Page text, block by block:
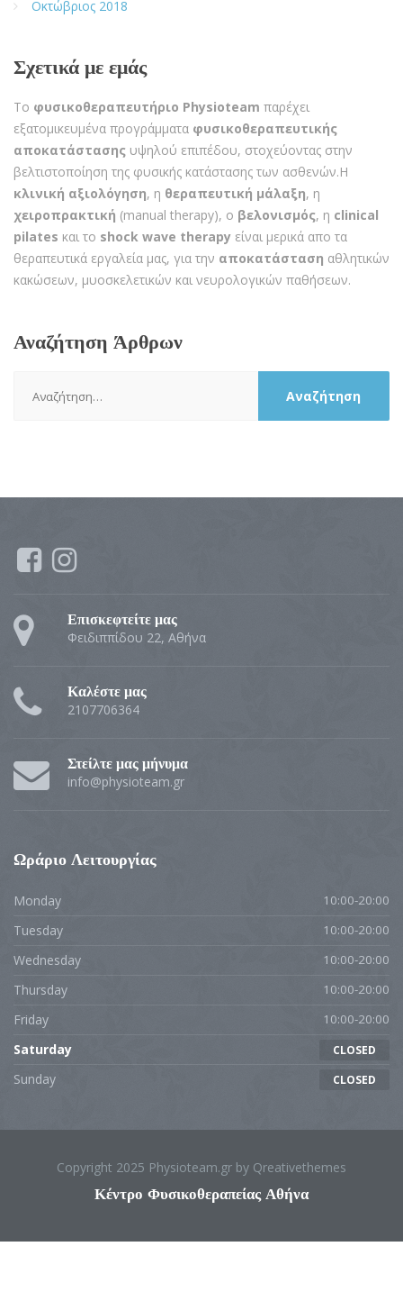
Οκτώβριος 2018
Σχετικά με εμάς
Το φυσικοθεραπευτήριο Physioteam παρέχει
εξατομικευμένα προγράμματα φυσικοθεραπευτικής
αποκατάστασης υψηλού επιπέδου, στοχεύοντας στην
βελτιστοποίηση της φυσικής κατάστασης των ασθενών.Η
κλινική αξιολόγηση, η θεραπευτική μάλαξη, η
χειροπρακτική (manual therapy), ο βελονισμός, η clinical
pilates και το shock wave therapy είναι μερικά απο τα
θεραπευτικά εργαλεία μας, για την αποκατάσταση αθλητικών
κακώσεων, μυοσκελετικών και νευρολογικών παθήσεων.
Αναζήτηση Άρθρων
για:
Επισκεφτείτε μας
Φειδιππίδου 22, Αθήνα
Καλέστε μας
2107706364
Στείλτε μας μήνυμα
info@physioteam.gr
Ωράριο Λειτουργίας
Monday 10:00-20:00
Tuesday 10:00-20:00
Wednesday 10:00-20:00
Thursday 10:00-20:00
Friday 10:00-20:00
Saturday CLOSED
Sunday CLOSED
Copyright 2025 Physioteam.gr by Qreativethemes
Κέντρο Φυσικοθεραπείας Αθήνα